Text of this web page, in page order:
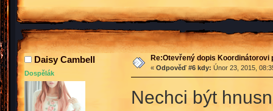
Daisy Cambell
Dospělák
Re:Otevřený dopis Koordinátorovi
« Odpověď #6 kdy: Únor 23, 2015,
Nechci být